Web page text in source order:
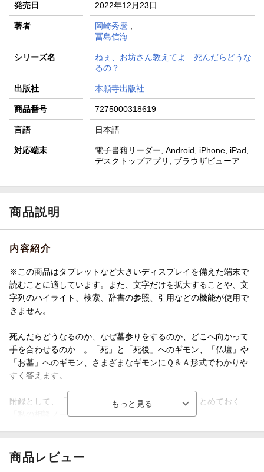
発売日 2022年12月23日
著者 岡崎秀麿 ,
冨島信海
シリーズ名
ねぇ、お坊さん教えてよ 死んだらどうな
るの？
出版社 本願寺出版社
商品番号 7275000318619
言語 日本語
対応端末
電子書籍リーダー, Android, iPhone, iPad,
デスクトップアプリ, ブラウザビューア
商品説明
内容紹介
※この商品はタブレットなど大きいディスプレイを備えた端末で
読むことに適しています。また、文字だけを拡大することや、文
字列のハイライト、検索、辞書の参照、引用などの機能が使用で
きません。
死んだらどうなるのか、なぜ墓参りをするのか、どこへ向かって
手を合わせるのか…。「死」と「死後」へのギモン、「仏壇」や
「お墓」へのギモン、さまざまなギモンにＱ＆Ａ形式でわかりや
すく答えます。
附録として、「遺していく人」に伝えたいことをまとめておく
「私の相談ノート」を収録。
商品レビュー